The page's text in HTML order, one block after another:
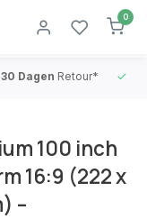
0
30 Dagen Retour*
100 inch
16:9 (222 x
–